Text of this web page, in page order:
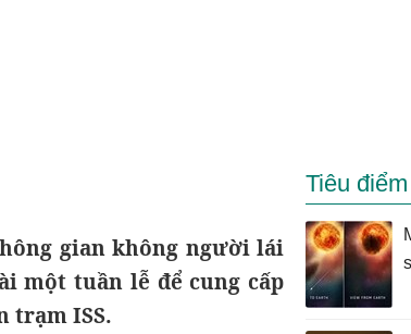
gian không người lái
một tuần lễ để cung cấp
trạm ISS.
Tiêu điểm